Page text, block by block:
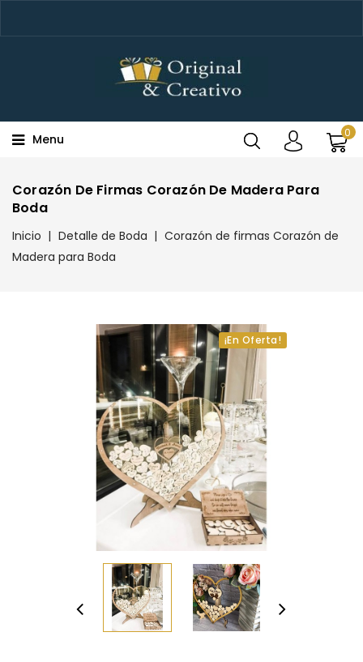
0
Menu
Corazón De Firmas Corazón De Madera Para
Boda
Inicio Detalle de Boda
Corazón de firmas Corazón de
Madera para Boda
¡En Oferta!